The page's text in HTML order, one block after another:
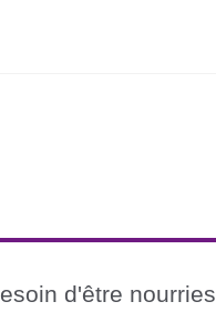
d'être nourries